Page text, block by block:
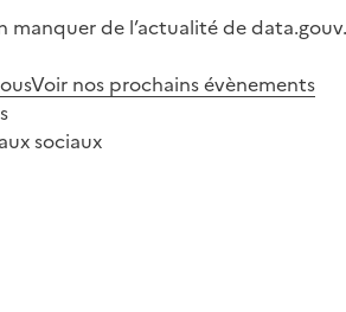
manquer de l’actualité de
Voir nos prochains évènements
sociaux